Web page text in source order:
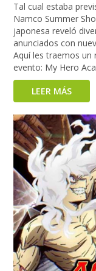
Tal cual estaba
Namco Summer
japonesa reveló
anunciados con
Aquí les traemos
evento: My Hero
LEER MÁS